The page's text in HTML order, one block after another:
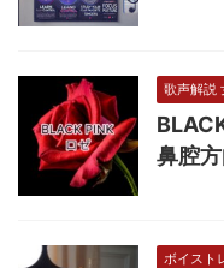
歌声解説
鼻腔
ボイスト